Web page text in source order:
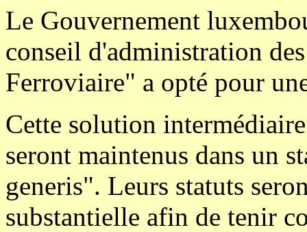
Le Gouvernement
conseil d'administration
Ferroviaire" a opté pour
Cette solution
seront maintenus dans un
generis". Leurs statuts
substantielle afin de tenir